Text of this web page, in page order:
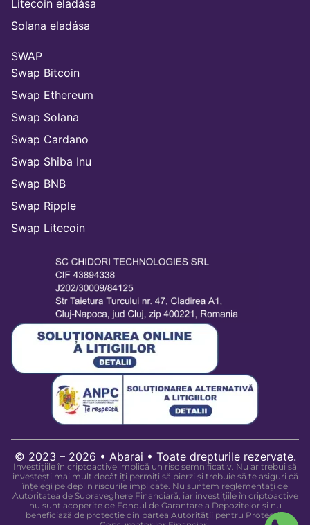
Litecoin eladása
Solana eladása
SWAP
Swap Bitcoin
Swap Ethereum
Swap Solana
Swap Cardano
Swap Shiba Inu
Swap BNB
Swap Ripple
Swap Litecoin
© 2023 – 2026 • Abarai • Toate drepturile rezervate.
Investițiile în criptoactive implică un risc semnificativ. Nu ar trebui să
investești mai mult decât îți permiți să pierzi și trebuie să te asiguri că
înțelegi pe deplin riscurile implicate. Nu suntem reglementați de
Autoritatea de Supraveghere Financiară, iar investițiile în criptoactive
nu sunt acoperite de Fondul de Garantare a Depozitelor și nu
beneficiază de protecție din partea Autorității pentru Protecția